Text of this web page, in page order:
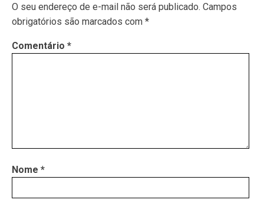
O seu endereço de e-mail não será publicado. Campos
obrigatórios são marcados com *
Comentário *
Nome *